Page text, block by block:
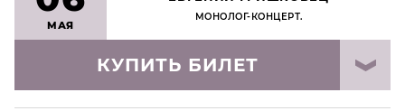
МАЯ
МОНОЛОГ-КОНЦЕРТ.
КУПИТЬ БИЛЕТ